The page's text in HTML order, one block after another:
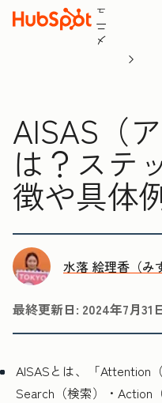
メ
ニ
ュ
AISAS（
は？ステ
徴や具体
水落 絵理香（み
最終更新日: 2024年7月31
AISASとは、「Attention
Search（検索）・Action